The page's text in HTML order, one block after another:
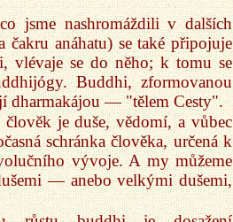
jsme nashromáždili v dalších
anáhatu) se také připojuje
vlévaje se do něho; k tomu se
Buddhi, zformovanou
dharmakájou — "tělem Cesty".
je duše, vědomí, a vůbec
schránka člověka, určená k
vývoje. A my můžeme
— anebo velkými dušemi,